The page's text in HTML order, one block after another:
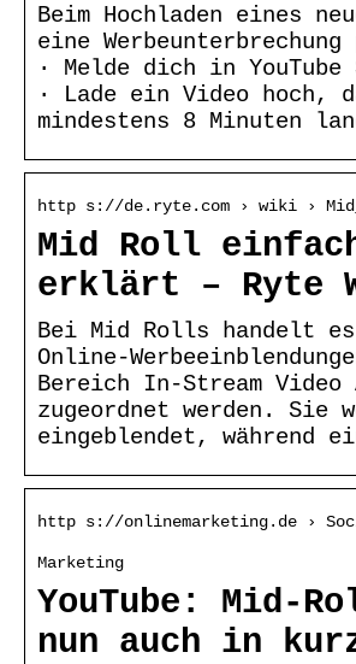
Beim Hochladen eines
eine
· Melde dich in
· Lade ein Video hoch,
mindestens 8 Minuten
http s://de.ryte.com › wiki ›
Mid Roll
erklärt – Ryte
Bei Mid Rolls handelt
Online-
Bereich In-Stream Video
zugeordnet werden. Sie
eingeblendet, während
http s://onlinemarketing.de ›
Marketing
YouTube: Mid-
nun auch in